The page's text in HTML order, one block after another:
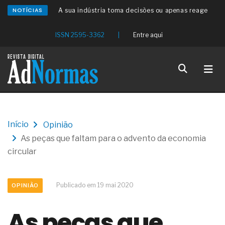
NOTÍCIAS
A sua indústria toma decisões ou apenas reage
Os serviços de reciclagem profunda a frio in situ
tentar criar uma reserva de mercado sobre as
NBR ISO
Os critérios médicos da síndrome metabólica
A prevenção clínica da coceira no ânus
crônica
As causas médicas da queda dos cabelos ou
O desenvolvimento de indicadores nas atividades
ISSN 2595-3362 Entre aqui
Início
Opinião
As peças que faltam para o advento da economia
circular
OPINIÃO Publicado em 19 mai 2020